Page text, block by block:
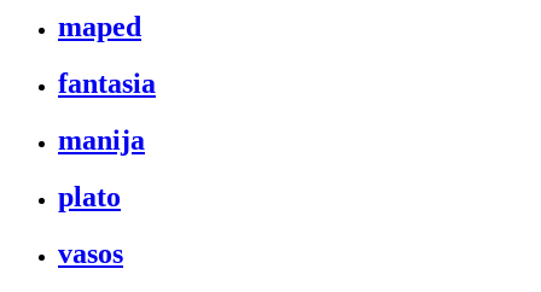
maped
fantasia
manija
plato
vasos